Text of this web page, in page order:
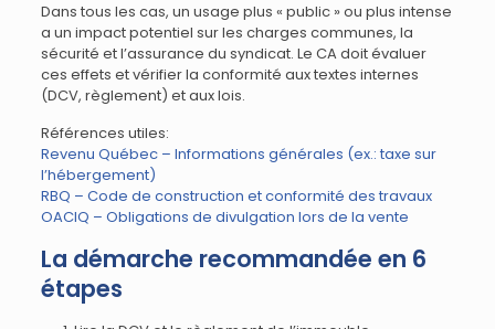
Dans tous les cas, un usage plus « public » ou plus intense
a un impact potentiel sur les charges communes, la
sécurité et l’assurance du syndicat. Le CA doit évaluer
ces effets et vérifier la conformité aux textes internes
(DCV, règlement) et aux lois.
Références utiles:
Revenu Québec – Informations générales (ex.: taxe sur
l’hébergement)
RBQ – Code de construction et conformité des travaux
OACIQ – Obligations de divulgation lors de la vente
La démarche recommandée en 6
étapes